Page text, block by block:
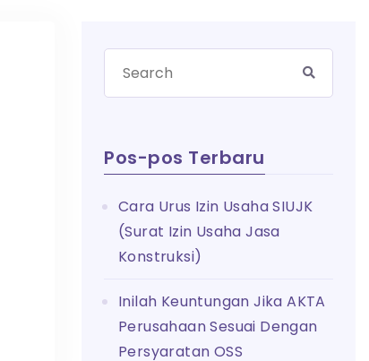
Pos-pos Terbaru
Cara Urus Izin Usaha SIUJK
(Surat Izin Usaha Jasa
Konstruksi)
Inilah Keuntungan Jika AKTA
Perusahaan Sesuai Dengan
Persyaratan OSS